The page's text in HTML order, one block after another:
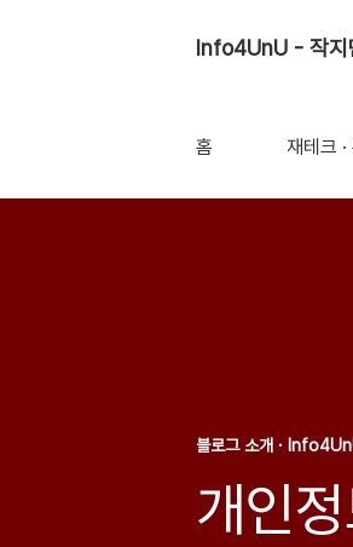
홈 재테크 ·
블로그 소개 ·
개인